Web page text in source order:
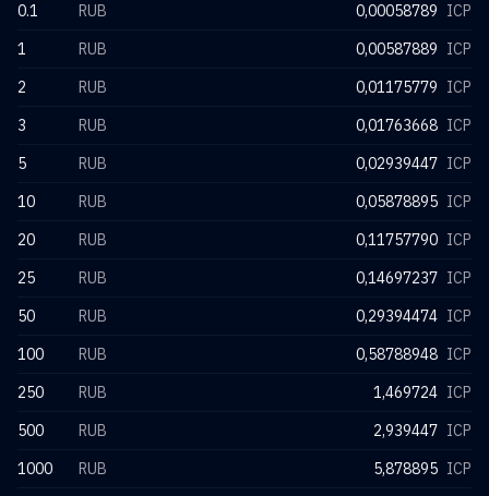
0.1
RUB 0,00058789 ICP
1
RUB 0,00587889 ICP
2
RUB 0,01175779 ICP
3
RUB 0,01763668 ICP
5
RUB 0,02939447 ICP
10
RUB 0,05878895 ICP
20
RUB 0,11757790 ICP
25
RUB 0,14697237 ICP
50
RUB 0,29394474 ICP
100
RUB 0,58788948 ICP
250
RUB 1,469724 ICP
500
RUB 2,939447 ICP
1000
RUB 5,878895 ICP